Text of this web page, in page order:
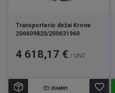
Transporterio diržai Krone
206609820/200631960
Kaina
4 618,17 € / VNT
favorite_border